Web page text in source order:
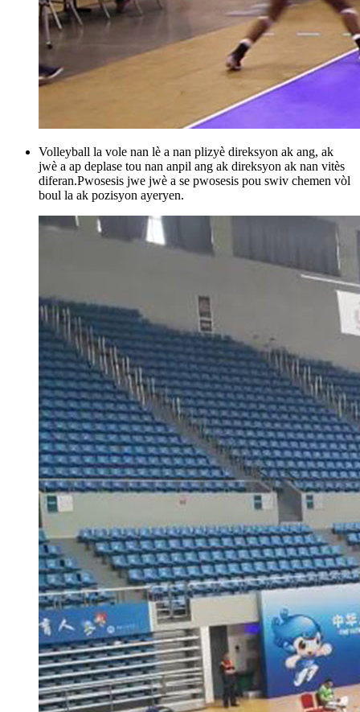
Volleyball la vole nan lè a nan plizyè direksyon ak ang, ak
jwè a ap deplase tou nan anpil ang ak direksyon ak nan vitès
diferan.Pwosesis jwe jwè a se pwosesis pou swiv chemen vòl
boul la ak pozisyon ayeryen.